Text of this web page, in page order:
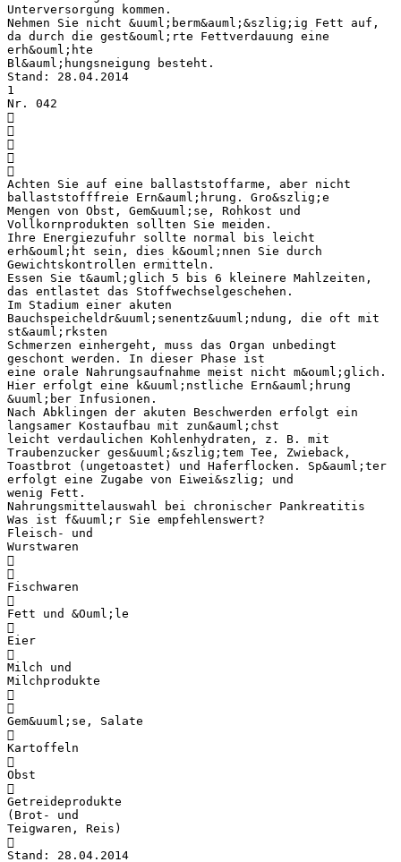
Unterversorgung kommen.
Nehmen Sie nicht &uuml;berm&auml;&szlig;ig Fett auf,
da durch die gest&ouml;rte Fettverdauung eine
erh&ouml;hte
Bl&auml;hungsneigung besteht.
Stand: 28.04.2014
1
Nr. 042





Achten Sie auf eine ballaststoffarme, aber nicht
ballaststofffreie Ern&auml;hrung. Gro&szlig;e
Mengen von Obst, Gem&uuml;se, Rohkost und
Vollkornprodukten sollten Sie meiden.
Ihre Energiezufuhr sollte normal bis leicht
erh&ouml;ht sein, dies k&ouml;nnen Sie durch
Gewichtskontrollen ermitteln.
Essen Sie t&auml;glich 5 bis 6 kleinere Mahlzeiten,
das entlastet das Stoffwechselgeschehen.
Im Stadium einer akuten
Bauchspeicheldr&uuml;senentz&uuml;ndung, die oft mit
st&auml;rksten
Schmerzen einhergeht, muss das Organ unbedingt
geschont werden. In dieser Phase ist
eine orale Nahrungsaufnahme meist nicht m&ouml;glich.
Hier erfolgt eine k&uuml;nstliche Ern&auml;hrung
&uuml;ber Infusionen.
Nach Abklingen der akuten Beschwerden erfolgt ein
langsamer Kostaufbau mit zun&auml;chst
leicht verdaulichen Kohlenhydraten, z. B. mit
Traubenzucker ges&uuml;&szlig;tem Tee, Zwieback,
Toastbrot (ungetoastet) und Haferflocken. Sp&auml;ter
erfolgt eine Zugabe von Eiwei&szlig; und
wenig Fett.
Nahrungsmittelauswahl bei chronischer Pankreatitis
Was ist f&uuml;r Sie empfehlenswert?
Fleisch- und
Wurstwaren


Fischwaren

Fett und &Ouml;le

Eier

Milch und
Milchprodukte


Gem&uuml;se, Salate

Kartoffeln

Obst

Getreideprodukte
(Brot- und
Teigwaren, Reis)

Stand: 28.04.2014